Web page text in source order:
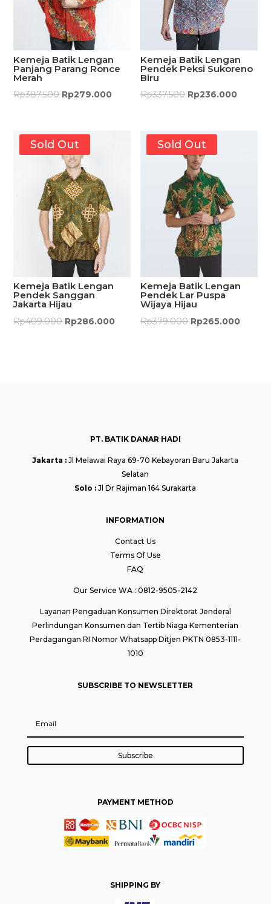
Kemeja Batik Lengan
Panjang Parang Ronce
Merah
Rp387.500 Rp279.000
Kemeja Batik Lengan
Pendek Peksi Sukoreno
Biru
Rp337.500 Rp236.000
Sold Out
Kemeja Batik Lengan
Pendek Sanggan
Jakarta Hijau
Rp409.000 Rp286.000
Sold Out
Kemeja Batik Lengan
Pendek Lar Puspa
Wijaya Hijau
Rp379.000 Rp265.000
PT. BATIK DANAR HADI
Jakarta : Jl Melawai Raya 69-70 Kebayoran Baru Jakarta
Selatan
Solo : Jl Dr Rajiman 164 Surakarta
INFORMATION
Contact Us
Terms Of Use
FAQ
Our Service WA : 0812-9505-2142
Layanan Pengaduan Konsumen Direktorat Jenderal
Perlindungan Konsumen dan Tertib Niaga Kementerian
Perdagangan RI Nomor Whatsapp Ditjen PKTN 0853-1111-
1010
SUBSCRIBE TO NEWSLETTER
Subscribe
PAYMENT METHOD
SHIPPING BY